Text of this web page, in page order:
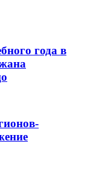
года в